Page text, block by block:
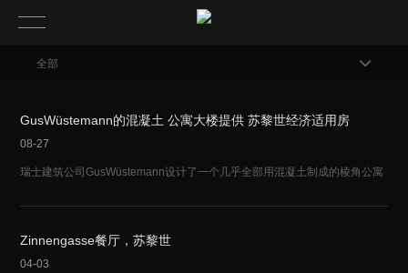
GusWüstemann的混凝土 公寓大楼提供 苏黎世经济适用房
08-27
瑞士建筑公司GusWüstemann设计了一个几乎全部用混凝土制成的棱角公寓
Zinnengasse餐厅，苏黎世
04-03
全部